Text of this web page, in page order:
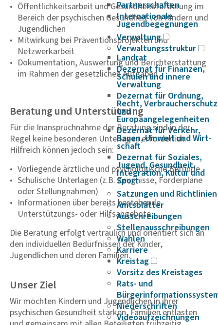
Partnerschaften
Internationale
Jugendbegegnungen
Verwaltung
Verwaltungsstruktur
Landrat
Dezernat für Finanzen,
Schulen und innere
Verwaltung
Dezernat für Ordnung,
Recht, Verbraucherschutz
und
Europaangelegenheiten
Dezernat für Verkehr,
Bauen, Umwelt und Wirt­
schaft
Dezernat für Soziales,
Jugend, Gesundheit,
Integration, Kultur und
Sport
Satzungen und Richtlinien
Amtsblätter
Ausschreibungen
Stellenausschreibungen
Wahlen
Karriere
Kreistag
Vorsitz des Kreistages
Rats- und
Niederschriften
Videoaufzeichnungen
Öffentlichkeitsarbeit und Gesundheitsförderung im
Bereich der psychischen Gesundheit von Kindern und
Jugendlichen
Mitwirkung bei Präventionsprojekten und
Netzwerkarbeit
Dokumentation, Auswertung und Berichterstattung
im Rahmen der gesetzlichen Aufgaben
Beratung und Unterstützung
Für die Inanspruchnahme der Beratung sind in der
Regel keine besonderen Unterlagen erforderlich.
Hilfreich können jedoch sein:
Vorliegende ärztliche und psychologische Befunde
Schulische Unterlagen (z.B. Zeugnisse, Förderpläne
oder Stellungnahmen)
Informationen über bereits bestehende
Unterstützungs- oder Hilfsangebote
Die Beratung erfolgt vertraulich und orientiert sich an
den individuellen Bedürfnissen der Kinder,
Jugendlichen und deren Familien.
Unser Ziel
Wir möchten Kindern und Jugendlichen in ihrer
psychischen Gesundheit stärken, Familien entlasten